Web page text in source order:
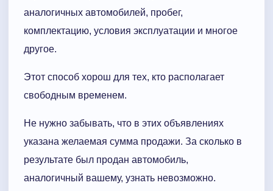
аналогичных автомобилей, пробег,
комплектацию, условия эксплуатации и многое
другое.
Этот способ хорош для тех, кто располагает
свободным временем.
Не нужно забывать, что в этих объявлениях
указана желаемая сумма продажи. За сколько в
результате был продан автомобиль,
аналогичный вашему, узнать невозможно.